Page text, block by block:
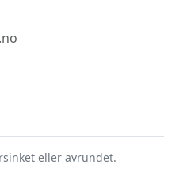
eller avrundet.